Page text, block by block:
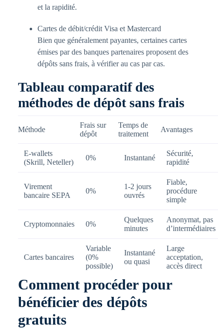
et la rapidité.
Cartes de débit/crédit Visa et Mastercard
Bien que généralement payantes, certaines cartes
émises par des banques partenaires proposent des
dépôts sans frais, à vérifier au cas par cas.
Tableau comparatif des
méthodes de dépôt sans frais
Méthode
Frais sur
dépôt
Temps de
traitement
Avantages
E-wallets
(Skrill, Neteller)
0% Instantané
Sécurité,
rapidité
Virement
bancaire SEPA
0%
1-2 jours
ouvrés
Fiable,
procédure
simple
Cryptomonnaies 0%
Quelques
minutes
Anonymat, pas
d’intermédiaires
Cartes bancaires
Variable
(0%
possible)
Instantané
ou quasi
Large
acceptation,
accès direct
Comment procéder pour
bénéficier des dépôts
gratuits